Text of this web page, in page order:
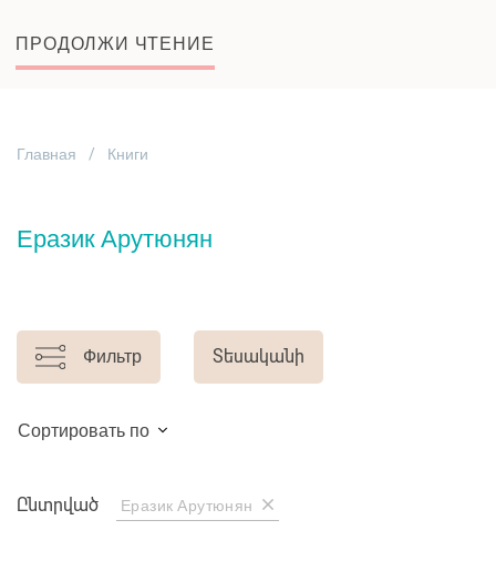
ПРОДОЛЖИ ЧТЕНИЕ
Главная Книги
Еразик Арутюнян
Фильтр Տեսականի
Сортировать по
Ընտրված Еразик Арутюнян